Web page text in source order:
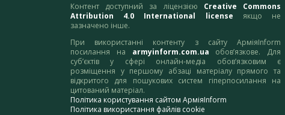
Контент доступний за ліцензією Creative Commons
Attribution 4.0 International license якщо не
зазначено інше.
При використанні контенту з сайту АрміяInform
посилання на armyinform.com.ua обов’язкове. Для
суб’єктів у сфері онлайн-медіа обов’язковим є
розміщення у першому абзаці матеріалу прямого та
відкритого для пошукових систем гіперпосилання на
цитований матеріал.
Політика користування сайтом АрміяInform
Політика використання файлів cookie